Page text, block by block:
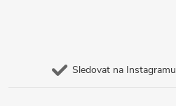
Sledovat na Instagramu